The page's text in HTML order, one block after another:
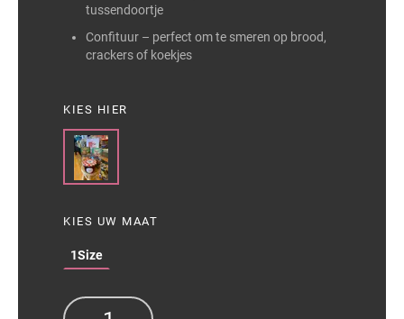
tussendoortje
Confituur – perfect om te smeren op brood,
crackers of koekjes
KIES HIER
KIES UW MAAT
1Size